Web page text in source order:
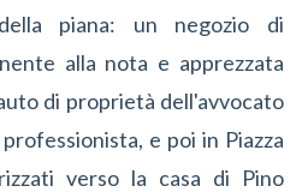
piana: un negozio di
alla nota e apprezzata
di proprietà dell'avvocato
e poi in Piazza
verso la casa di Pino